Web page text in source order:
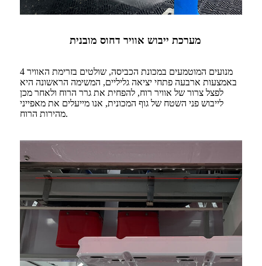
מערכת ייבוש אוויר דחוס מובנית
4 מנועים המוטמעים במכונת הכביסה, שולטים בזרימת האוויר
באמצעות ארבעה פתחי יציאה גליליים, המשימה הראשונה היא
לפצל צרור של אוויר רוח, להפחית את גרר הרוח ולאחר מכן
לייבוש פני השטח של גוף המכונית, אנו מייעלים את מאפייני
מהירות הרוח.